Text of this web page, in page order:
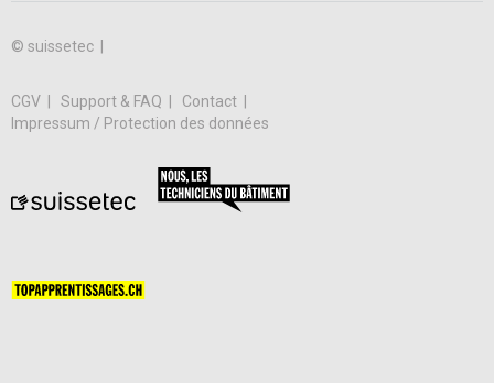
© suissetec |
CGV Support & FAQ
Contact
Impressum / Protection des données